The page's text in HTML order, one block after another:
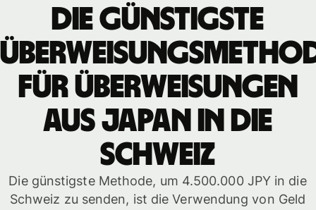
Die günstigste
für Überweisungen
aus Japan in die
Schweiz
Die günstigste Methode, um 4.500.000 JPY in die
Schweiz zu senden, ist die Verwendung von Geld